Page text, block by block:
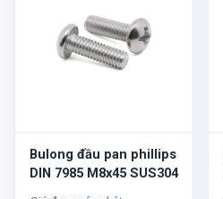
Bulong đầu pan phillips
DIN 7985 M8x45 SUS304